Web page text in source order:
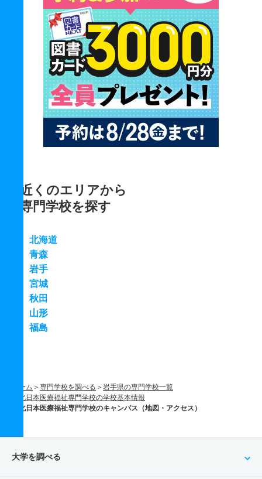
近くのエリアから
専門学校を探す
北海道
青森
岩手
宮城
秋田
山形
福島
ホーム 専門学校を調べる
岩手県の専門学校一覧
北日本医療福祉専門学校の学校基本情報
北日本医療福祉専門学校のキャンパス（地図・アクセス）
大学を調べる